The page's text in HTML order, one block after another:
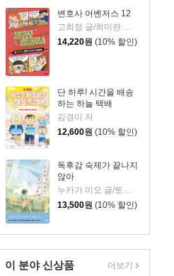
변호사 어벤저스 12
14,220원 (10% 할인)
단 하루! 시간을 배송
하는 하늘 택배
김경미 저
12,600원 (10% 할인)
독후감 숙제가 끝나지
않아
13,500원 (10% 할인)
이 분야 신상품 더보기